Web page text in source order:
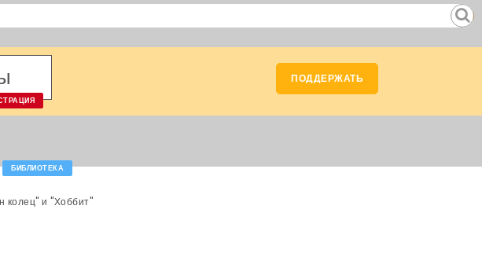
ПОДДЕРЖАТЬ
БИБЛИОТЕКА
колец" и "Хоббит"